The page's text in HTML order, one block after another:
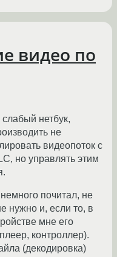
видео по
нетбук,
не
видеопоток с
но управлять этим
почитал, не
нужно и, если то, в
мне его
контроллер).
(декодировка)